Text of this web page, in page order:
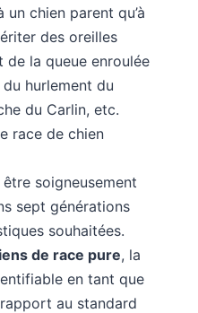
chien parent qu’à
des oreilles
de la queue enroulée
hurlement du
du Carlin, etc.
race de chien
soigneusement
sept générations
souhaitées.
de race pure, la
en tant que
au standard